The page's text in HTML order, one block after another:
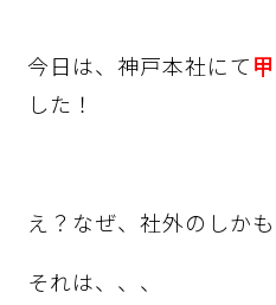
今日は、神戸本社にて
した！
え？なぜ、社外のしか
それは、、、